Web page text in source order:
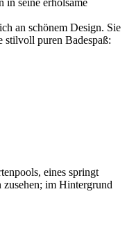
an schönem Design. Sie
stilvoll puren Badespaß: